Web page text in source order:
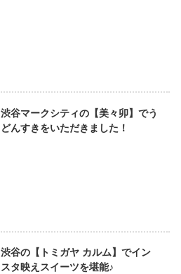
渋谷マークシティの【美々卯】でう
どんすきをいただきました！
渋谷の【トミガヤ カルム】でイン
スタ映えスイーツを堪能♪